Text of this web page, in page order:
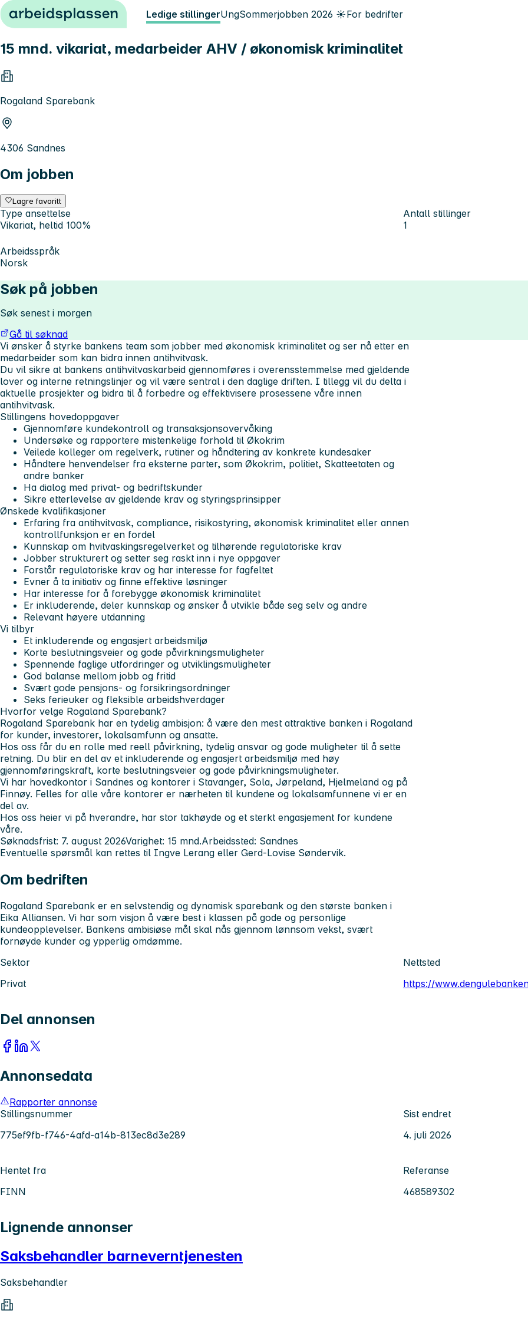
Hopp til innhold Ledige stillingerUngSommerjobben 2026 ☀️For bedrifter
15 mnd. vikariat, medarbeider AHV / økonomisk kriminalitet
Rogaland Sparebank
4306 Sandnes
Om jobben
Lagre favoritt
Type ansettelse
Vikariat, heltid 100%
Antall stillinger
1
Arbeidsspråk
Norsk
Søk på jobben
Søk senest i morgen
Gå til søknad
Vi ønsker å styrke bankens team som jobber med økonomisk kriminalitet og ser nå etter en
medarbeider som kan bidra innen antihvitvask.
Du vil sikre at bankens antihvitvaskarbeid gjennomføres i overensstemmelse med gjeldende
lover og interne retningslinjer og vil være sentral i den daglige driften. I tillegg vil du delta i
aktuelle prosjekter og bidra til å forbedre og effektivisere prosessene våre innen
antihvitvask.
Stillingens hovedoppgaver
Gjennomføre kundekontroll og transaksjonsovervåking
Undersøke og rapportere mistenkelige forhold til Økokrim
Veilede kolleger om regelverk, rutiner og håndtering av konkrete kundesaker
Håndtere henvendelser fra eksterne parter, som Økokrim, politiet, Skatteetaten og
andre banker
Ha dialog med privat- og bedriftskunder
Sikre etterlevelse av gjeldende krav og styringsprinsipper
Ønskede kvalifikasjoner
Erfaring fra antihvitvask, compliance, risikostyring, økonomisk kriminalitet eller annen
kontrollfunksjon er en fordel
Kunnskap om hvitvaskingsregelverket og tilhørende regulatoriske krav
Jobber strukturert og setter seg raskt inn i nye oppgaver
Forstår regulatoriske krav og har interesse for fagfeltet
Evner å ta initiativ og finne effektive løsninger
Har interesse for å forebygge økonomisk kriminalitet
Er inkluderende, deler kunnskap og ønsker å utvikle både seg selv og andre
Relevant høyere utdanning
Vi tilbyr
Et inkluderende og engasjert arbeidsmiljø
Korte beslutningsveier og gode påvirkningsmuligheter
Spennende faglige utfordringer og utviklingsmuligheter
God balanse mellom jobb og fritid
Svært gode pensjons- og forsikringsordninger
Seks ferieuker og fleksible arbeidshverdager
Hvorfor velge Rogaland Sparebank?
Rogaland Sparebank har en tydelig ambisjon: å være den mest attraktive banken i Rogaland
for kunder, investorer, lokalsamfunn og ansatte.
Hos oss får du en rolle med reell påvirkning, tydelig ansvar og gode muligheter til å sette
retning. Du blir en del av et inkluderende og engasjert arbeidsmiljø med høy
gjennomføringskraft, korte beslutningsveier og gode påvirkningsmuligheter.
Vi har hovedkontor i Sandnes og kontorer i Stavanger, Sola, Jørpeland, Hjelmeland og på
Finnøy. Felles for alle våre kontorer er nærheten til kundene og lokalsamfunnene vi er en
del av.
Hos oss heier vi på hverandre, har stor takhøyde og et sterkt engasjement for kundene
våre.
Søknadsfrist: 7. august 2026Varighet: 15 mnd.Arbeidssted: Sandnes
Eventuelle spørsmål kan rettes til Ingve Lerang eller Gerd-Lovise Søndervik.
Om bedriften
Rogaland Sparebank er en selvstendig og dynamisk sparebank og den største banken i
Eika Alliansen. Vi har som visjon å være best i klassen på gode og personlige
kundeopplevelser. Bankens ambisiøse mål skal nås gjennom lønnsom vekst, svært
fornøyde kunder og ypperlig omdømme.
Sektor
Privat
Nettsted
https://
Del annonsen
Annonsedata
Rapporter annonse
Stillingsnummer
775ef9fb-f746-4afd-a14b-813ec8d3e289
Sist endret
4. juli 2026
Hentet fra
FINN
Referanse
468589302
Lignende annonser
Saksbehandler barneverntjenesten
Saksbehandler